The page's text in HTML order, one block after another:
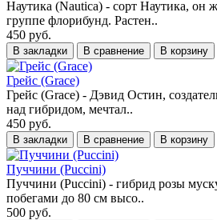
Наутика (Nautica) - сорт Наутика, он
группе флорибунд. Растен..
450 руб.
В закладки В сравнение В корзину
Грейс (Grace)
Грейс (Grace) - Дэвид Остин,
над гибридом, мечтал..
450 руб.
В закладки В сравнение В корзину
Пуччини (Puccini)
Пуччини (Puccini) - гибрид розы
побегами до 80 см высо..
500 руб.